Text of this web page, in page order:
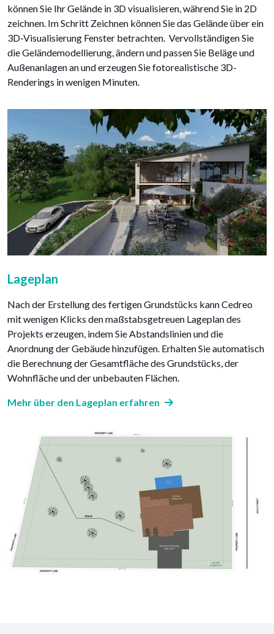
können Sie Ihr Gelände in 3D visualisieren, während Sie in 2D
zeichnen. Im Schritt Zeichnen können Sie das Gelände über ein
3D-Visualisierung Fenster betrachten. Vervollständigen Sie
die Geländemodellierung, ändern und passen Sie Beläge und
Außenanlagen an und erzeugen Sie fotorealistische 3D-
Renderings in wenigen Minuten.
Lageplan
Nach der Erstellung des fertigen Grundstücks kann Cedreo
mit wenigen Klicks den maßstabsgetreuen Lageplan des
Projekts erzeugen, indem Sie Abstandslinien und die
Anordnung der Gebäude hinzufügen. Erhalten Sie automatisch
die Berechnung der Gesamtfläche des Grundstücks, der
Wohnfläche und der unbebauten Flächen.
Mehr über den Lageplan erfahren